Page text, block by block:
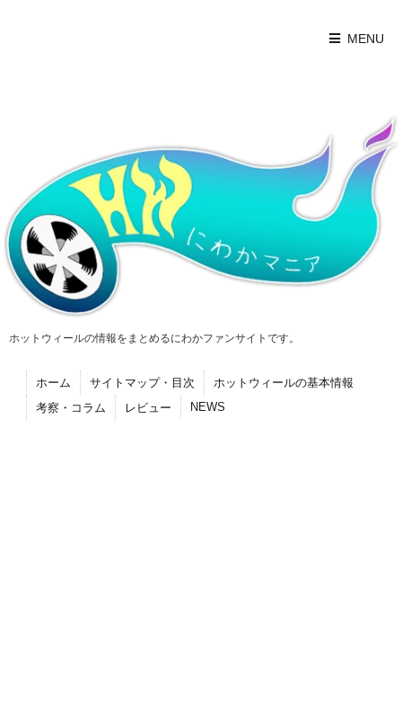
MENU
ホットウィールの情報をまとめるにわかファンサイトです。
ホーム サイトマップ・目次
ホットウィールの基本情報
考察・コラム
レビュー NEWS